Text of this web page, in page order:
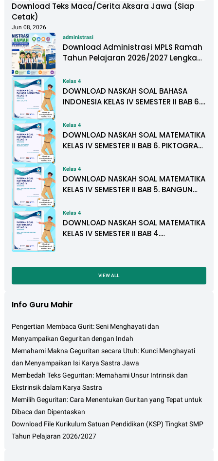
Download Teks Maca/Cerita Aksara Jawa (Siap
Cetak)
Jun 08, 2026
administrasi
Download Administrasi MPLS Ramah
Tahun Pelajaran 2026/2027 Lengkap
Kelas 4
DOWNLOAD NASKAH SOAL BAHASA
INDONESIA KELAS IV SEMESTER II BAB 6.
Kelas 4
DOWNLOAD NASKAH SOAL MATEMATIKA
KELAS IV SEMESTER II BAB 6. PIKTOGRAM
Kelas 4
DOWNLOAD NASKAH SOAL MATEMATIKA
KELAS IV SEMESTER II BAB 5. BANGUN
Kelas 4
DOWNLOAD NASKAH SOAL MATEMATIKA
KELAS IV SEMESTER II BAB 4.
VIEW ALL
Info Guru Mahir
Pengertian Membaca Gurit: Seni Menghayati dan
Menyampaikan Geguritan dengan Indah
Memahami Makna Geguritan secara Utuh: Kunci Menghayati
dan Menyampaikan Isi Karya Sastra Jawa
Membedah Teks Geguritan: Memahami Unsur Intrinsik dan
Ekstrinsik dalam Karya Sastra
Memilih Geguritan: Cara Menentukan Guritan yang Tepat untuk
Dibaca dan Dipentaskan
Download File Kurikulum Satuan Pendidikan (KSP) Tingkat SMP
Tahun Pelajaran 2026/2027